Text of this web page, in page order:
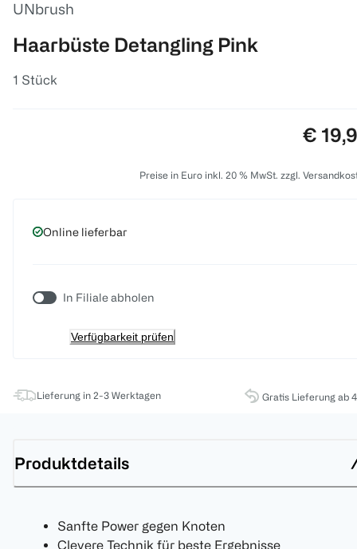
UNbrush
Haarbüste Detangling Pink
1 Stück
Preis:
€
Preise in Euro inkl. 20 % MwSt. zzgl.
Online lieferbar
In Filiale abholen
Verfügbarkeit prüfen
Lieferung in 2-3 Werktagen Gratis Lieferung ab
Produktdetails
Sanfte Power gegen Knoten
Clevere Technik für beste Ergebnisse